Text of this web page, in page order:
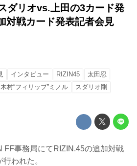
ダリオvs.上田の3カード発
対戦カード発表記者会見
インタビュー RIZIN45
太田忍
木村“フィリップ”ミノル
スダリオ剛
FF事務局にてRIZIN.45の追加対戦
われた。